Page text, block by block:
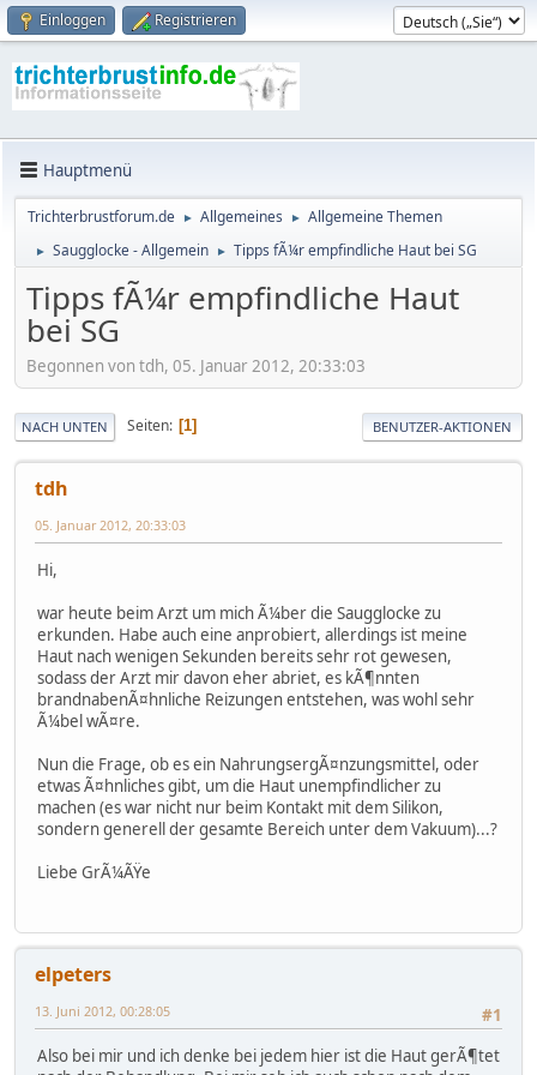
Einloggen Registrieren
Hauptmenü
Trichterbrustforum.de ► Allgemeines ► Allgemeine Themen
► Saugglocke - Allgemein ► Tipps fÃ¼r empfindliche Haut bei SG
Tipps fÃ¼r empfindliche Haut
bei SG
Begonnen von tdh, 05. Januar 2012, 20:33:03
NACH UNTEN Seiten 1 BENUTZER-AKTIONEN
tdh
05. Januar 2012, 20:33:03
Hi,
war heute beim Arzt um mich Ã¼ber die Saugglocke zu
erkunden. Habe auch eine anprobiert, allerdings ist meine
Haut nach wenigen Sekunden bereits sehr rot gewesen,
sodass der Arzt mir davon eher abriet, es kÃ¶nnten
brandnabenÃ¤hnliche Reizungen entstehen, was wohl sehr
Ã¼bel wÃ¤re.
Nun die Frage, ob es ein NahrungsergÃ¤nzungsmittel, oder
etwas Ã¤hnliches gibt, um die Haut unempfindlicher zu
machen (es war nicht nur beim Kontakt mit dem Silikon,
sondern generell der gesamte Bereich unter dem Vakuum)...?
Liebe GrÃ¼ÃŸe
elpeters
#1
13. Juni 2012, 00:28:05
Also bei mir und ich denke bei jedem hier ist die Haut gerÃ¶tet